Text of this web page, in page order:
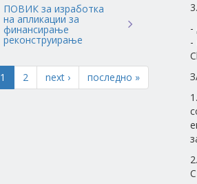
ПОВИК за изработка
на апликации за
финансирање
реконструирање
1 2 next › последно »
-
-